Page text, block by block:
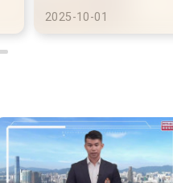
车充电站
2025-10-02